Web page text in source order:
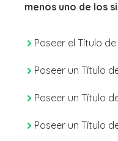
menos uno de los
Poseer el Título
Poseer un Título
Poseer un Título
Poseer un Título